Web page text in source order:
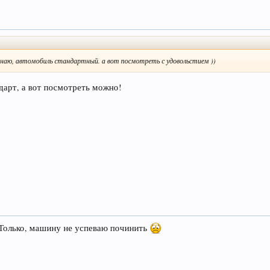
автомобиль стандартный. а вот посмотреть с удовольстием ))
а вот посмотреть можно!
машину не успеваю починить